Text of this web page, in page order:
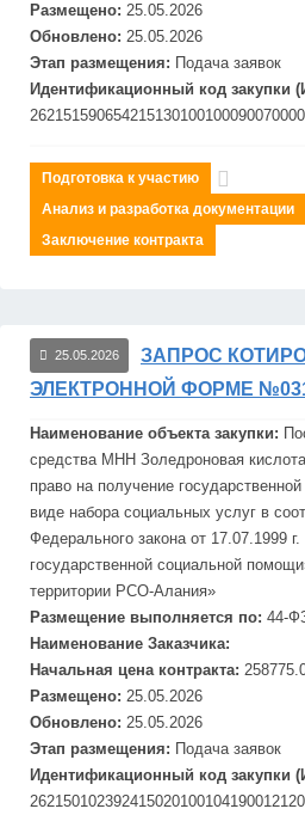
Размещено: 25.05.2026
Обновлено: 25.05.2026
Этап размещения: Подача заявок
Идентификационный код закупки
Подготовка к участию
Анализ и разработка документации
Заключение контракта
25.05.2026
ЗАПРОС
ЭЛЕКТРОННОЙ ФОРМЕ
Наименование объекта закупки:
средства МНН Золедроновая
право на получение
виде набора социальных услуг в
Федерального закона от 17.07.1999
государственной социальной
территории РСО-Алания»
Размещение выполняется по: 44-
Наименование Заказчика:
Начальная цена контракта:
Размещено: 25.05.2026
Обновлено: 25.05.2026
Этап размещения: Подача заявок
Идентификационный код закупки